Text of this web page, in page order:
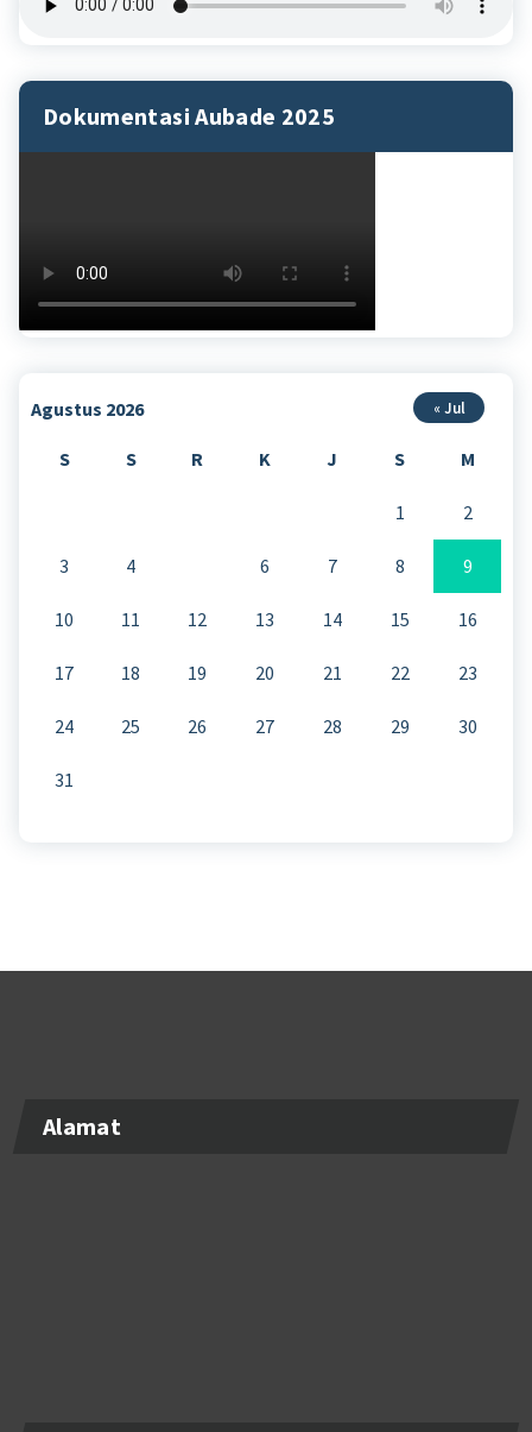
Dokumentasi Aubade 2025
Agustus 2026
S S R K J S M
1 2
3 4 6 7 8 9
10 11 12 13 14 15 16
17 18 19 20 21 22 23
24 25 26 27 28 29 30
31
« Jul
Alamat